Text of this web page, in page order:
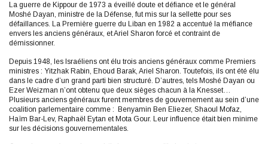
La guerre de Kippour de 1973 a éveillé doute et défiance et le général
Moshé Dayan, ministre de la Défense, fut mis sur la sellette pour ses
défaillances. La Première guerre du Liban en 1982 a accentué la méfiance
envers les anciens généraux, et Ariel Sharon forcé et contraint de
démissionner.
Depuis 1948, les Israéliens ont élu trois anciens généraux comme Premiers
ministres : Yitzhak Rabin, Ehoud Barak, Ariel Sharon. Toutefois, ils ont été élu
dans le cadre d’un grand parti bien structuré. D’autres, tels Moshé Dayan ou
Ezer Weizman n’ont obtenu que deux sièges chacun à la Knesset…
Plusieurs anciens généraux furent membres de gouvernement au sein d’une
coalition parlementaire comme : Benyamin Ben Eliezer, Shaoul Mofaz,
Haïm Bar-Lev, Raphaël Eytan et Mota Gour. Leur influence était bien minime
sur les décisions gouvernementales.